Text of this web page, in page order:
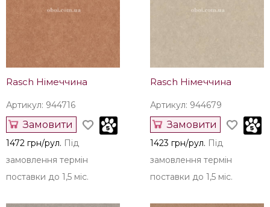
Rasch Німеччина
Артикул: 944716
Замовити
1472 грн/рул. Під
замовлення термін
поставки до 1,5 міс.
Rasch Німеччина
Артикул: 944679
Замовити
1423 грн/рул. Під
замовлення термін
поставки до 1,5 міс.